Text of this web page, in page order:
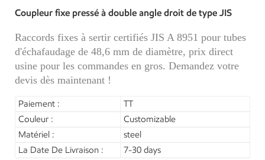
Coupleur fixe pressé à double angle droit de type JIS
Raccords fixes à sertir certifiés JIS A 8951 pour tubes
d'échafaudage de 48,6 mm de diamètre, prix direct
usine pour les commandes en gros. Demandez votre
devis dès maintenant !
Paiement :
TT
Couleur :
Customizable
Matériel :
steel
La Date De Livraison :
7-30 days